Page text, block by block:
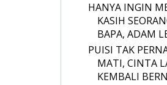
HANYA INGIN
KASIH
BAPA, ADAM
PUISI TAK
MATI, CINTA
KEMBALI